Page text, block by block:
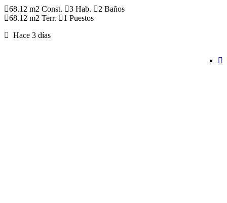
68.12 m2 Const. 3 Hab.
2 Baños
68.12 m2 Terr.
1 Puestos
Hace 3 días